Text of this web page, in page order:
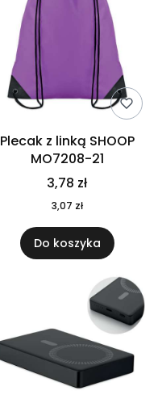
Plecak z linką SHOOP
MO7208-21
3,78 zł
3,07 zł
Do koszyka